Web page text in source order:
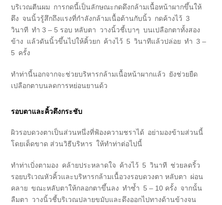
บริเวณตีนผม การกดนี้เป็นลักษณะกดดึงกล้ามเนื้อหน้าผากขึ้นให้
ตึง จนนิ้วรู้สึกถึงแรงที่กำลังกล้ามเนื้อต้านกับนิ้ว กดค้างไว้ 3
วินาที ทำ 3 – 5 รอบ หลับตา วางนิ้วชี้เบาๆ บนเปลือกตาทั้งสอง
ข้าง แล้วดันนิ้วขึ้นไปให้คิ้วยก ค้างไว้ 5 วินาทีแล้วปล่อย ทำ 3 –
5 ครั้ง
ทำท่านี้นอกจากจะช่วยบริหารกล้ามเนื้อหน้าผากแล้ว ยังช่วยยืด
เปลือกตาบนลดการหย่อนยานด้ว
รอบตาและคิ้วตึงกระชับ
ผิวรอบดวงตาเป็นส่วนหนึ่งที่ฟ้องความชราได้ อย่ามองข้ามส่วนนี้
โดยเด็ดขาด ส่วนวิธีบริหาร ให้ทำท่าต่อไปนี้
ทำท่าเบิ่งตามอง คล้ายประหลาดใจ ค้างไว้ 5 วินาที ช่วยลดริ้ว
รอยบริเวณหัวคิ้วและบริหารกล้ามเนื้อวงรอบดวงตา หลับตา ผ่อน
คลาย ขณะหลับตาให้กลอกตาขึ้นลง ทำซ้ำ 5 – 10 ครั้ง จากนั้น
ลืมตา วางนิ้วชี้บริเวณปลายขมับและดึงออกไปทางด้านข้างจน